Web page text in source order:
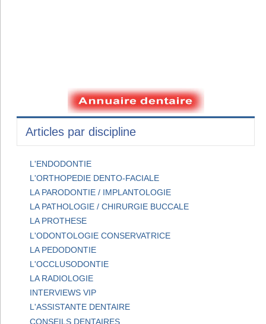
Articles par discipline
L'ENDODONTIE
L'ORTHOPEDIE DENTO-FACIALE
LA PARODONTIE / IMPLANTOLOGIE
LA PATHOLOGIE / CHIRURGIE BUCCALE
LA PROTHESE
L'ODONTOLOGIE CONSERVATRICE
LA PEDODONTIE
L'OCCLUSODONTIE
LA RADIOLOGIE
INTERVIEWS VIP
L'ASSISTANTE DENTAIRE
CONSEILS DENTAIRES